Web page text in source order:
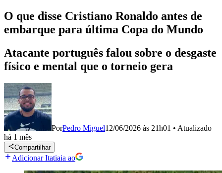
O que disse Cristiano Ronaldo antes de
embarque para última Copa do Mundo
Atacante português falou sobre o desgaste
físico e mental que o torneio gera
PorPedro Miguel12/06/2026 às 21h01 • Atualizado
há 1 mês
Compartilhar
Adicionar Itatiaia ao